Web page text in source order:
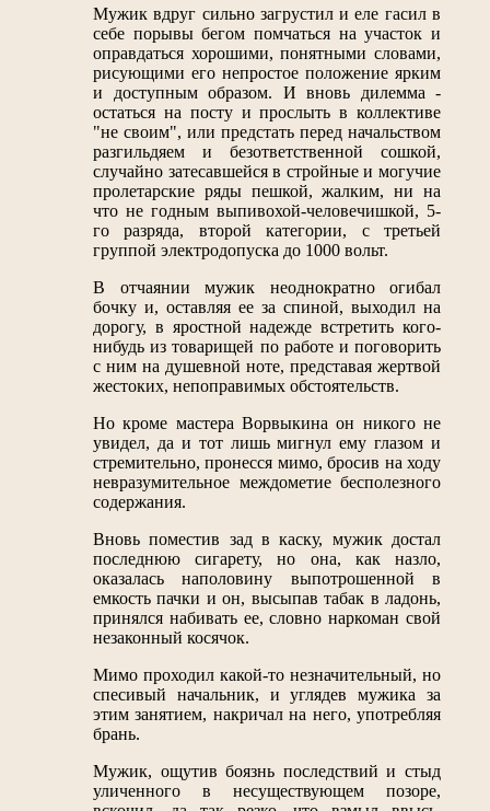
Мужик вдруг сильно загрустил и еле гасил в
себе порывы бегом помчаться на участок и
оправдаться хорошими, понятными словами,
рисующими его непростое положение ярким
и доступным образом. И вновь дилемма -
остаться на посту и прослыть в коллективе
"не своим", или предстать перед начальством
разгильдяем и безответственной сошкой,
случайно затесавшейся в стройные и могучие
пролетарские ряды пешкой, жалким, ни на
что не годным выпивохой-человечишкой, 5-
го разряда, второй категории, с третьей
группой электродопуска до 1000 вольт.
В отчаянии мужик неоднократно огибал
бочку и, оставляя ее за спиной, выходил на
дорогу, в яростной надежде встретить кого-
нибудь из товарищей по работе и поговорить
с ним на душевной ноте, представая жертвой
жестоких, непоправимых обстоятельств.
Но кроме мастера Ворвыкина он никого не
увидел, да и тот лишь мигнул ему глазом и
стремительно, пронесся мимо, бросив на ходу
невразумительное междометие бесполезного
содержания.
Вновь поместив зад в каску, мужик достал
последнюю сигарету, но она, как назло,
оказалась наполовину выпотрошенной в
емкость пачки и он, высыпав табак в ладонь,
принялся набивать ее, словно наркоман свой
незаконный косячок.
Мимо проходил какой-то незначительный, но
спесивый начальник, и углядев мужика за
этим занятием, накричал на него, употребляя
брань.
Мужик, ощутив боязнь последствий и стыд
уличенного в несуществующем позоре,